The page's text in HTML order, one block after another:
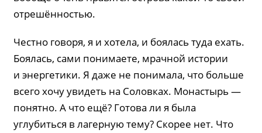
отрешённостью.
Честно говоря, я и хотела, и боялась туда ехать.
Боялась, сами понимаете, мрачной истории
и энергетики. Я даже не понимала, что больше
всего хочу увидеть на Соловках. Монастырь —
понятно. А что ещё? Готова ли я была
углубиться в лагерную тему? Скорее нет. Что